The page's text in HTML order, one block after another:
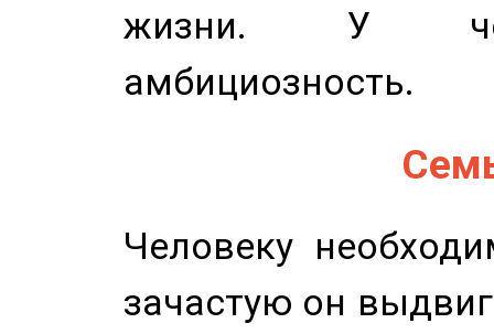
жизни. У
амбициозность.
Человеку
зачастую он